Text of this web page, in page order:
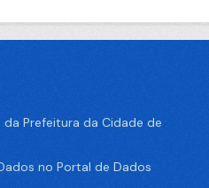
Prefeitura da Cidade de
no Portal de Dados